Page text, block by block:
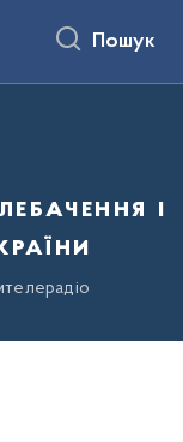
Пошук
і